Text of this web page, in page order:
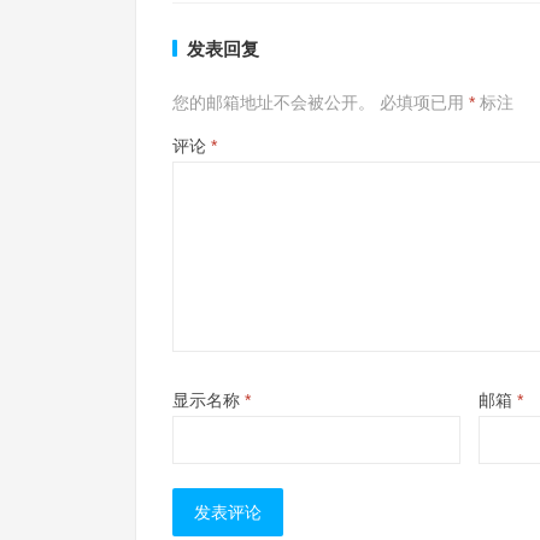
发表回复
您的邮箱地址不会被公开。 必填项已用 * 标注
评论 *
显示名称 * 邮箱 *